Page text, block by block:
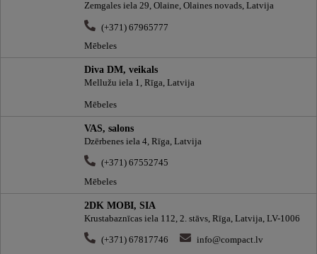
Zemgales iela 29, Olaine, Olaines novads, Latvija
(+371) 67965777
Mēbeles
Diva DM, veikals
Mellužu iela 1, Rīga, Latvija
Mēbeles
VAS, salons
Dzērbenes iela 4, Rīga, Latvija
(+371) 67552745
Mēbeles
2DK MOBI, SIA
Krustabaznīcas iela 112, 2. stāvs, Rīga, Latvija, LV-1006
(+371) 67817746
info@compact.lv